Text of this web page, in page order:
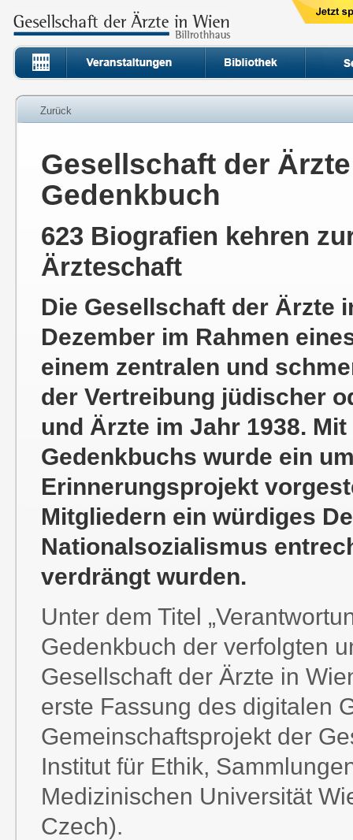
Zurück
Gesellschaft der
Gedenkbuch
623 Biografien kehren
Ärzteschaft
Die Gesellschaft der Ärzte
Dezember im Rahmen
einem zentralen und
der Vertreibung jüdischer
und Ärzte im Jahr 1938.
Gedenkbuchs wurde ein
Erinnerungsprojekt
Mitgliedern ein würdiges
Nationalsozialismus
verdrängt wurden.
Unter dem Titel
Gedenkbuch der verfolgten
Gesellschaft der Ärzte in
erste Fassung des digitalen
Gemeinschaftsprojekt der
Institut für Ethik,
Medizinischen Universität
Czech).